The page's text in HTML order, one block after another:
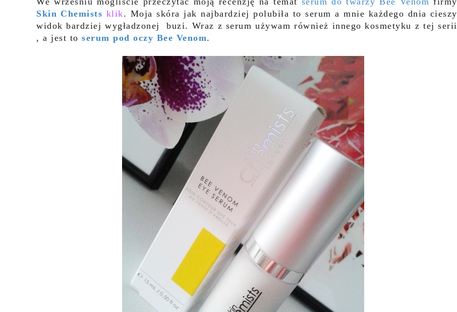
Skin Chemists klik. Moja skóra jak najbardziej polubiła to serum a mnie każdego dnia cieszy
widok bardziej wygładzonej buzi. Wraz z serum używam również innego kosmetyku z tej serii
, a jest to serum pod oczy Bee Venom.